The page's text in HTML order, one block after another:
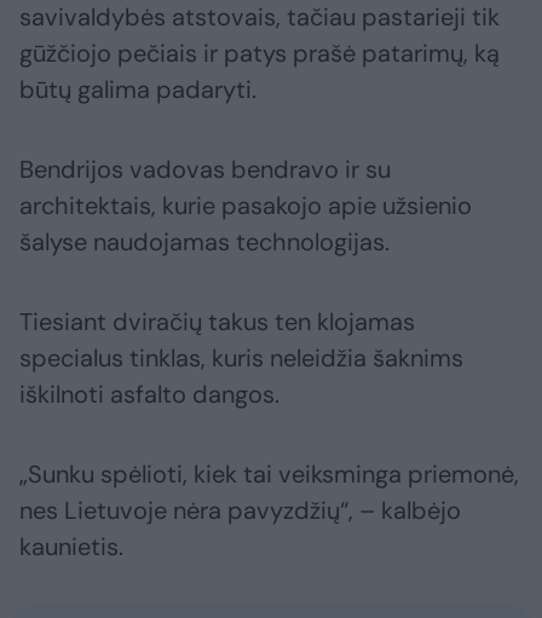
savivaldybės atstovais, tačiau pastarieji tik
gūžčiojo pečiais ir patys prašė patarimų, ką
būtų galima padaryti.
Bendrijos vadovas bendravo ir su
architektais, kurie pasakojo apie užsienio
šalyse naudojamas technologijas.
Tiesiant dviračių takus ten klojamas
specialus tinklas, kuris neleidžia šaknims
iškilnoti asfalto dangos.
„Sunku spėlioti, kiek tai veiksminga priemonė,
nes Lietuvoje nėra pavyzdžių“, – kalbėjo
kaunietis.